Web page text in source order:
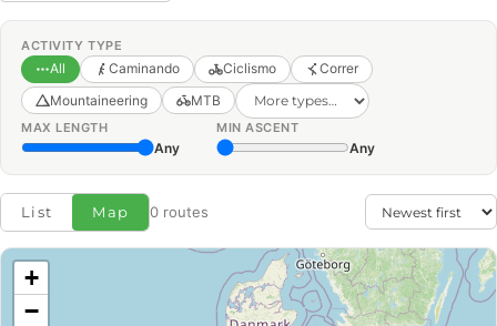
ACTIVITY TYPE
All Caminando Ciclismo
Correr
Mountaineering
MTB
MAX LENGTH
Any
MIN ASCENT
Any
List Map 0 routes
+
−